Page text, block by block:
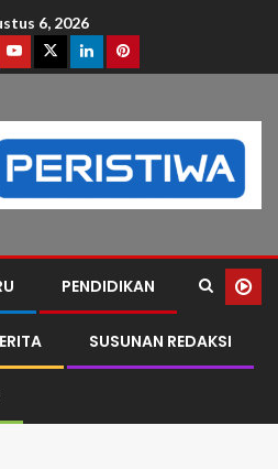
6, 2026
PENDIDIKAN
SUSUNAN REDAKSI